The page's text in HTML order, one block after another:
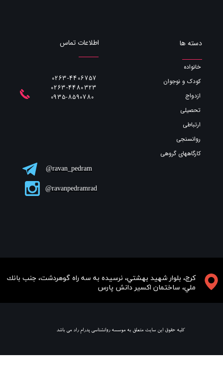
​​​كرج، بلوار شهيد بهشتي، نرسيده به سه راه گوهردشت، جنب بانك
ملي، ساختمان اكسير دانش پارس
خانواده
کودک و نوجوان
ازدواج
تحصیلی
ارتباطی
روانسنجی
کارگاههای گروهی
دسته ها اطلاعات تماس
0263-4406757
0263-4480323
ravan_pedram@
ravanpedramrad@
​ كليه حقوق اين سايت متعلق به موسسه روانشناسي پدرام راد مي باشد